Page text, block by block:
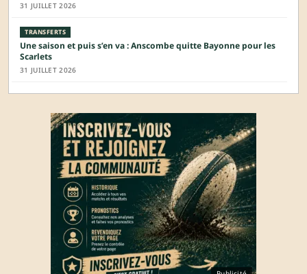
31 JUILLET 2026
TRANSFERTS
Une saison et puis s’en va : Anscombe quitte Bayonne pour les
Scarlets
31 JUILLET 2026